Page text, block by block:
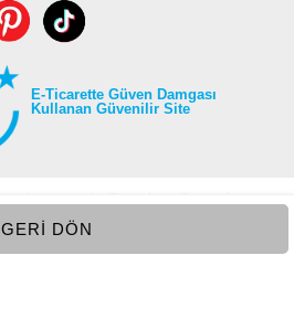
GERI DÖN
E-Ticarette Güven Damgası
Kullanan Güvenilir Site